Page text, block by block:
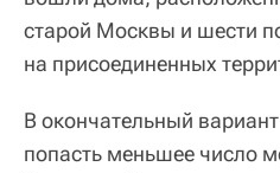
старой Москвы и шести
на присоединенных
В окончательный
попасть меньшее число